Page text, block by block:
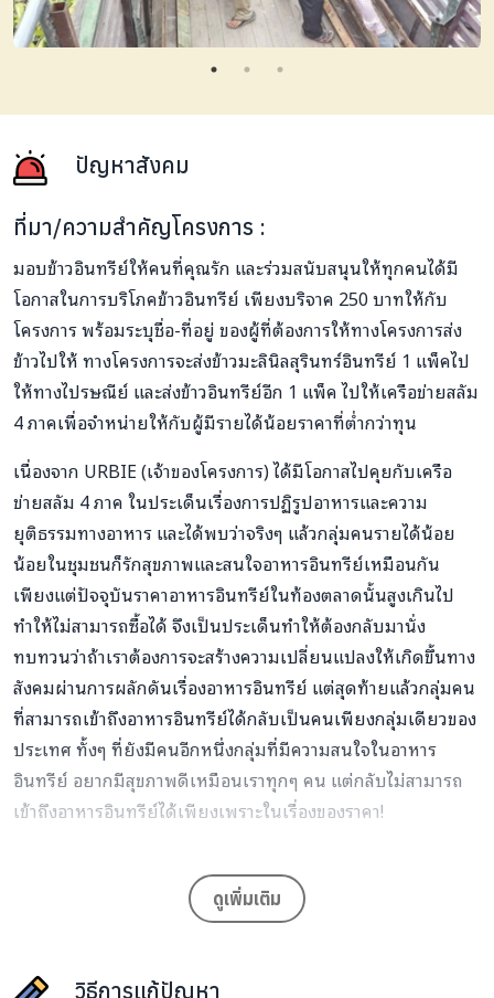
ปัญหาสังคม
ที่มา/ความสำคัญโครงการ :
มอบข้าวอินทรีย์ให้คนที่คุณรัก และร่วมสนับสนุนให้ทุกคนได้มี
โอกาสในการบริโภคข้าวอินทรีย์ เพียงบริจาค 250 บาทให้กับ
โครงการ พร้อมระบุชื่อ-ที่อยู่ ของผู้ที่ต้องการให้ทางโครงการส่ง
ข้าวไปให้ ทางโครงการจะส่งข้าวมะลินิลสุรินทร์อินทรีย์ 1 แพ็คไป
ให้ทางไปรษณีย์ และส่งข้าวอินทรีย์อีก 1 แพ็ค ไปให้เครือข่ายสลัม
4 ภาคเพื่อจำหน่ายให้กับผู้มีรายได้น้อยราคาที่ต่ำกว่าทุน
เนื่องจาก URBIE (เจ้าของโครงการ) ได้มีโอกาสไปคุยกับเครือ
ข่ายสลัม 4 ภาค ในประเด็นเรื่องการปฏิรูปอาหารและความ
ยุติธรรมทางอาหาร และได้พบว่าจริงๆ แล้วกลุ่มคนรายได้น้อย
น้อยในชุมชนก็รักสุขภาพและสนใจอาหารอินทรีย์เหมือนกัน
เพียงแต่ปัจจุบันราคาอาหารอินทรีย์ในท้องตลาดนั้นสูงเกินไป
ทำให้ไม่สามารถซื้อได้ จึงเป็นประเด็นทำให้ต้องกลับมานั่ง
ทบทวนว่าถ้าเราต้องการจะสร้างความเปลี่ยนแปลงให้เกิดขึ้นทาง
สังคมผ่านการผลักดันเรื่องอาหารอินทรีย์ แต่สุดท้ายแล้วกลุ่มคน
ที่สามารถเข้าถึงอาหารอินทรีย์ได้กลับเป็นคนเพียงกลุ่มเดียวของ
ประเทศ ทั้งๆ ที่ยังมีคนอีกหนึ่งกลุ่มที่มีความสนใจในอาหาร
อินทรีย์ อยากมีสุขภาพดีเหมือนเราทุกๆ คน แต่กลับไม่สามารถ
เข้าถึงอาหารอินทรีย์ได้เพียงเพราะในเรื่องของราคา!
ประโยชน์ของโครงการ :
ได้น้อยในชุมชน
ดูเพิ่มเติม
วิธีการแก้ปัญหา